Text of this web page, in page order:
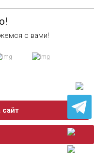
с вами!
сайт